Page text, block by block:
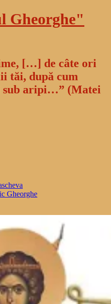
Gheorghe"
[…] de câte ori
tăi, după cum
sub aripi…” (Matei
Gheorghe